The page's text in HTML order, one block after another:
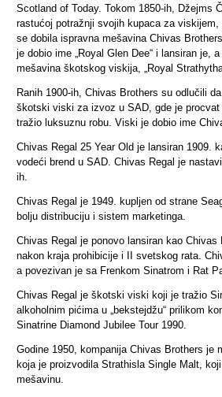
Scotland of Today. Tokom 1850-ih, Džejms
rastućoj potražnji svojih kupaca za
se dobila ispravna mešavina Chivas
je dobio ime „Royal Glen Dee“ i lansiran je,
mešavina škotskog viskija, „Royal
Ranih 1900-ih, Chivas Brothers su odlučili
škotski viski za izvoz u SAD, gde je
tražio luksuznu robu. Viski je dobio ime
Chivas Regal 25 Year Old je lansiran 1909.
vodeći brend u SAD. Chivas Regal je
ih.
Chivas Regal je 1949. kupljen od strane
bolju distribuciju i sistem marketinga.
Chivas Regal je ponovo lansiran kao Chivas
nakon kraja prohibicije i II svetskog rata.
a povezivan je sa Frenkom Sinatrom i Rat
Chivas Regal je škotski viski koji je tražio
alkoholnim pićima u „bekstejdžu“ prilikom
Sinatrine Diamond Jubilee Tour 1990.
Godine 1950, kompanija Chivas Brothers je
koja je proizvodila Strathisla Single Malt,
mešavinu.